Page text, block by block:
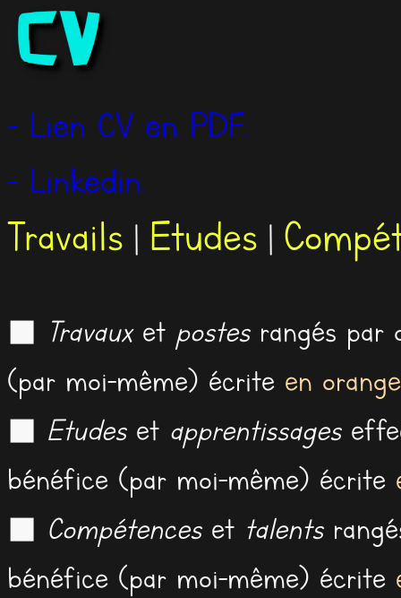
- Lien CV en PDF.
- Linkedin.
Travails | Etudes |
◼ Travauxet postesrangés par
(par moi-même) écrite en orange
◼ Etudeset apprentissages
bénéfice (par moi-même) écrite
◼ Compétenceset talents
bénéfice (par moi-même) écrite